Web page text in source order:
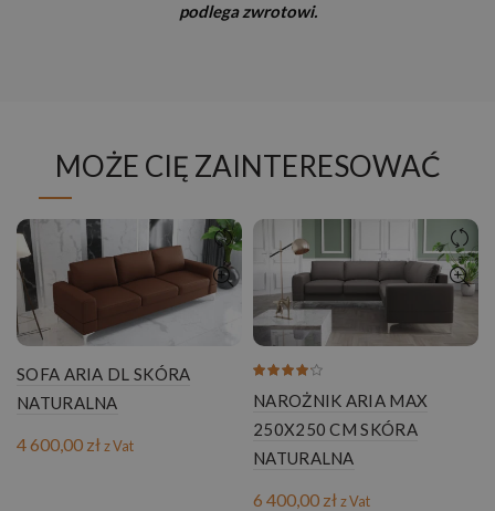
podlega zwrotowi.
MOŻE CIĘ ZAINTERESOWAĆ
SOFA ARIA DL SKÓRA
NATURALNA
4 600,00 złz Vat
NAROŻNIK ARIA MAX
250X250 CM SKÓRA
NATURALNA
6 400,00 złz Vat